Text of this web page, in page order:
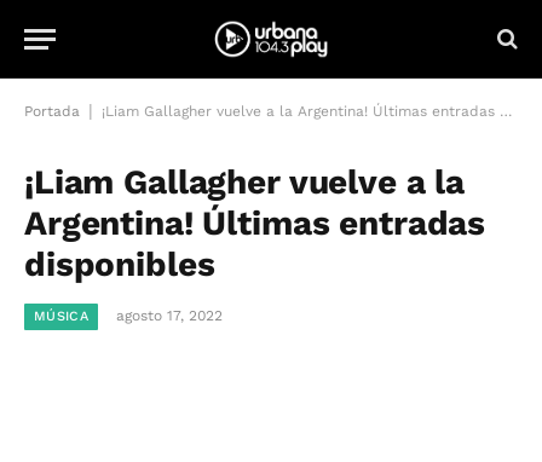
Portada ¡Liam Gallagher vuelve a la Argentina! Últimas entradas disponibles
¡Liam Gallagher vuelve a la
Argentina! Últimas entradas
disponibles
MÚSICA agosto 17, 2022